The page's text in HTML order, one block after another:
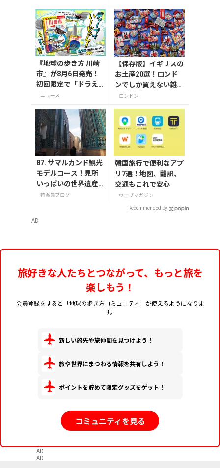
『地球の歩き方 川崎
市』が8月6日発売！
初回限定で「ドラえ
もん」描き下ろし特
ニュース
【保存版】イギリスの
お土産20選！ロンド
ンでしか買えない雑
貨/お菓子/紅茶まで徹
ロンドン
87. サマルカンド観光
モデルコース！見所
いっぱいの世界遺産
都市を満喫するおす
特派員ブログ
韓国旅行で便利なアプ
リ7選！地図、翻訳、
交通もこれで安心
ウェブマガジン
Recommended by
AD
旅好きな人たちとつながって、もっと旅を
楽しもう！
会員登録をすると「地球の歩き方コミュニティ」が使えるようになりま
す。
新しい旅先や旅仲間を見つけよう！
旅や世界にまつわる情報を共有しよう！
ポイントを貯めて限定グッズをゲット！
コミュニティを見る
AD
AD